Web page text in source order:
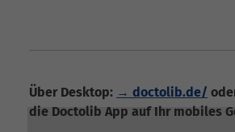
Über Desktop: → doctolib.de/
die Doctolib App auf Ihr mobiles